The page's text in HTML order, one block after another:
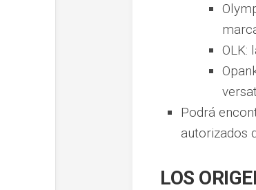
OLK:
Podrá
autorizados
LOS